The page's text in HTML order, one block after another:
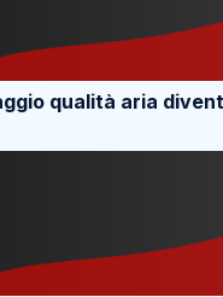
qualità aria